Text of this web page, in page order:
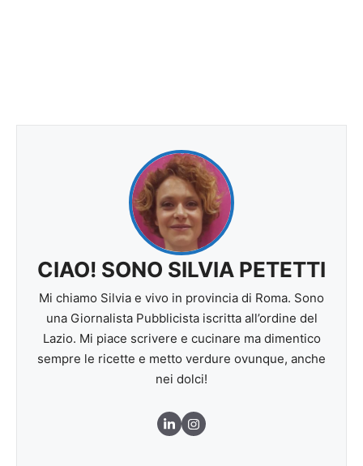
CIAO! SONO SILVIA PETETTI
Mi chiamo Silvia e vivo in provincia di Roma. Sono
una Giornalista Pubblicista iscritta all’ordine del
Lazio. Mi piace scrivere e cucinare ma dimentico
sempre le ricette e metto verdure ovunque, anche
nei dolci!